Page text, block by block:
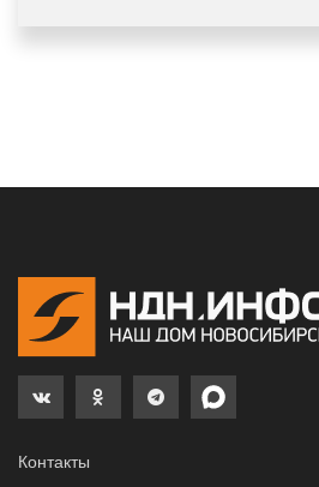
Контакты